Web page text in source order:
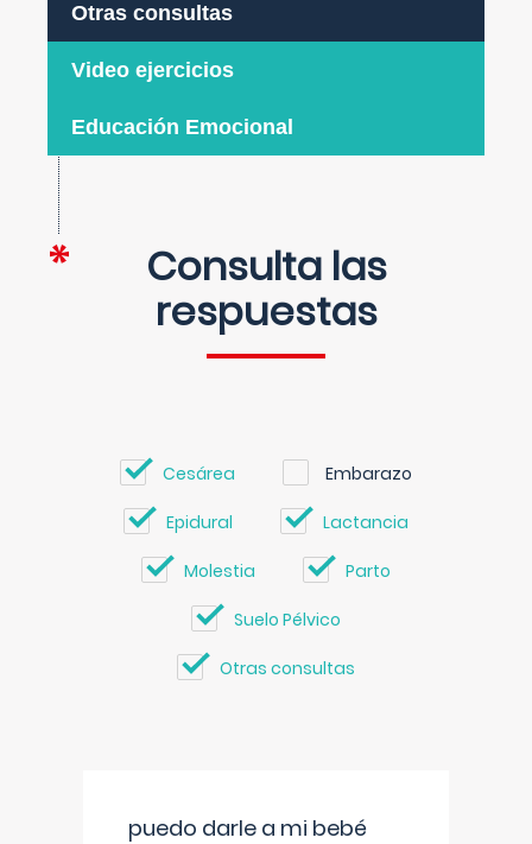
Otras consultas
Video ejercicios
Educación Emocional
Consulta las
respuestas
Cesárea Embarazo
Epidural Lactancia
Molestia Parto
Suelo Pélvico
Otras consultas
puedo darle a mi bebé